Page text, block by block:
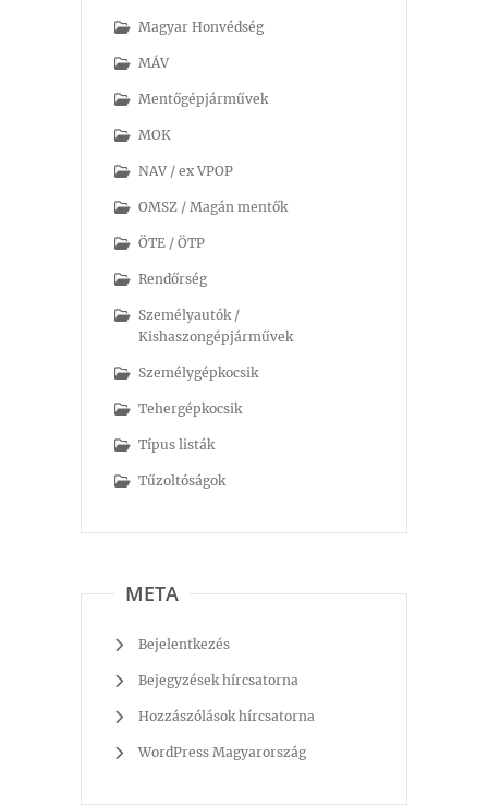
Magyar Honvédség
MÁV
Mentőgépjárművek
MOK
NAV / ex VPOP
OMSZ / Magán mentők
ÖTE / ÖTP
Rendőrség
Személyautók /
Kishaszongépjárművek
Személygépkocsik
Tehergépkocsik
Típus listák
Tűzoltóságok
META
Bejelentkezés
Bejegyzések hírcsatorna
Hozzászólások hírcsatorna
WordPress Magyarország